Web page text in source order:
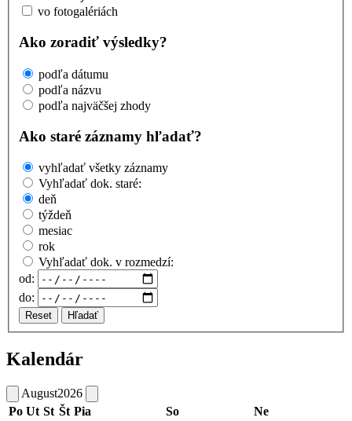
vo fotogalériách
Ako zoradiť výsledky?
podľa dátumu
podľa názvu
podľa najväčšej zhody
Ako staré záznamy hľadať?
vyhľadať všetky záznamy
Vyhľadať dok. staré:
deň
týždeň
mesiac
rok
Vyhľadať dok. v rozmedzí:
od:
do:
Reset Hľadať
Kalendár
August2026
Po Ut St Št Pia So Ne